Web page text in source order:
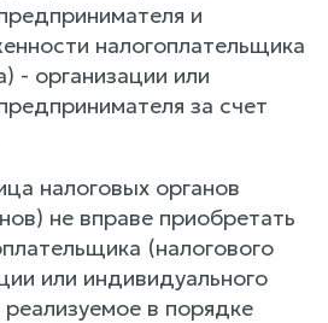
и
налогоплательщика
- организации или
за счет
налоговых органов
не вправе приобретать
(налогового
или индивидуального
в порядке